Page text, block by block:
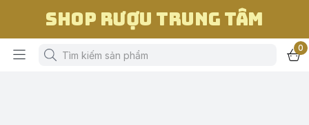
Shop Rượu Trung Tâm
0